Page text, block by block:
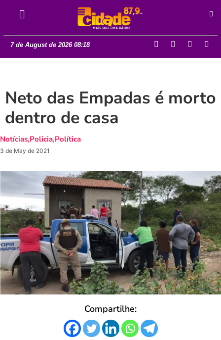
7 de August de 2026 08:18
Neto das Empadas é morto
dentro de casa
Notícias,Policia,Política
3 de May de 2021
Compartilhe: